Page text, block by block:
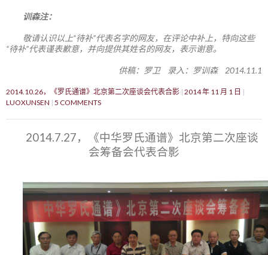
训森注：
敬请认识以上“待补”代表名字的网友，在评论中补上，特向这些
“待补”代表谨表歉意，并向提供其姓名的网友，表示谢意。
供稿：罗卫 录入：罗训森 2014.11.1
2014.10.26，《罗氏通谱》北京第二次座谈会代表合影 2014 年 11 月 1 日
LUOXUNSEN 5 COMMENTS
2014.7.27，《中华罗氏通谱》北京第二次座谈
会筹备会代表合影